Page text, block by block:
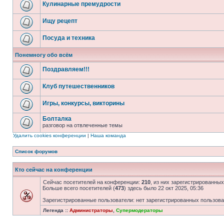
Кулинарные премудрости
Ищу рецепт
Посуда и техника
Понемногу обо всём
Поздравляем!!!
Клуб путешественников
Игры, конкурсы, викторины
Болталка
разговор на отвлеченные темы
Удалить cookies конференции | Наша команда
Список форумов
Кто сейчас на конференции
Сейчас посетителей на конференции: 210 , из них
Больше всего посетителей (473) здесь было 22 окт 2025, 05:36
Зарегистрированные пользователи: нет зарегистрированных
Легенда :: Администраторы Супермодераторы